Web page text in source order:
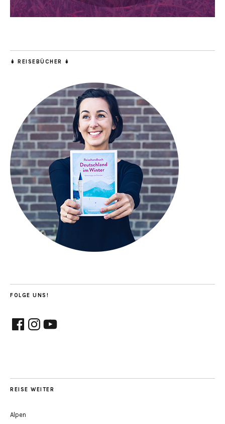
↡ REISEBÜCHER ↡
FOLGE UNS!
FacebookInstagram
YouTube
REISE WEITER
Alpen